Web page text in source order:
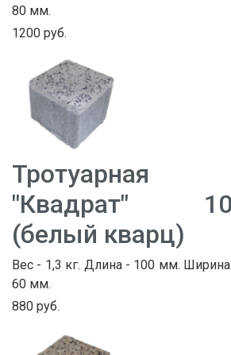
80 мм.
1200 руб.
Тротуарная
"Квадрат"
(белый кварц)
Вес - 1,3 кг. Длина - 100 мм.
60 мм.
880 руб.